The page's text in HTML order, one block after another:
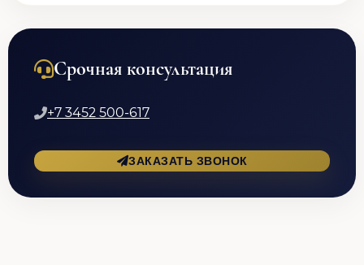
Срочная консультация
+7 3452 500-617
ЗАКАЗАТЬ ЗВОНОК